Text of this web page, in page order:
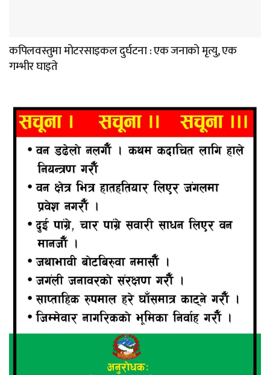
कपिलवस्तुमा मोटरसाइकल दुर्घटना : एक जनाको मृत्यु, एक
गम्भीर घाइते